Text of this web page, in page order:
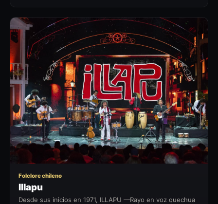
I
Folclore chileno
Illapu
Desde sus inicios en 1971, ILLAPU —Rayo en voz quechua